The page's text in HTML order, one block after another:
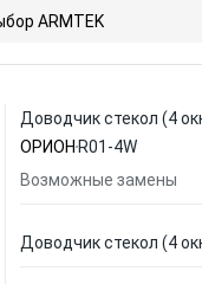
ARMTEK
Доводчик стекол (4
ОРИОН R01-4W
Возможные замены
Доводчик стекол (4